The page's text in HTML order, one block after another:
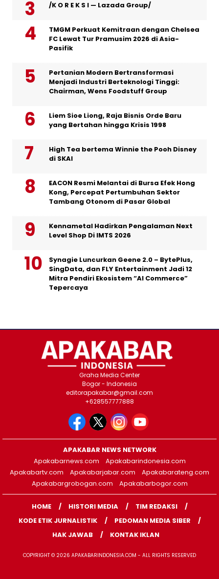
/K O R E K S I — Lazada Group/
TMGM Perkuat Kemitraan dengan Chelsea
FC Lewat Tur Pramusim 2026 di Asia-
Pasifik
Pertanian Modern Bertransformasi
Menjadi Industri Berteknologi Tinggi:
Chairman, Wens Foodstuff Group
Liem Sioe Liong, Raja Bisnis Orde Baru
yang Bertahan hingga Krisis 1998
High Tea bertema Winnie the Pooh Disney
di SKAI
EACON Resmi Melantai di Bursa Efek Hong
Kong, Percepat Pertumbuhan Sektor
Tambang Otonom di Pasar Global
Kennametal Hadirkan Pengalaman Next
Level Shop Di IMTS 2026
Synagie Luncurkan Geene 2.0 – BytePlus,
SingData, dan FLY Entertainment Jadi 12
Mitra Pendiri Ekosistem “AI Commerce”
Tepercaya
Graha Media Center
Bogor - Indonesia
editorapakabar@gmail.com
+628557777888
APAKABAR NEWS NETWORK
Apakabarnews.com
Apakabarindonesia.com
Apakabartv.com
Apakabarjabar.com
Apakabarateng.com
Apakabargrobogan.com
Apakabarbogor.com
HOME HISTORI MEDIA
TIM REDAKSI
KODE ETIK JURNALISTIK
PEDOMAN MEDIA SIBER
HAK JAWAB
KONTAK IKLAN
COPYRIGHT © 2026 APAKABARINDONESIA.COM - ALL RIGHTS RESERVED